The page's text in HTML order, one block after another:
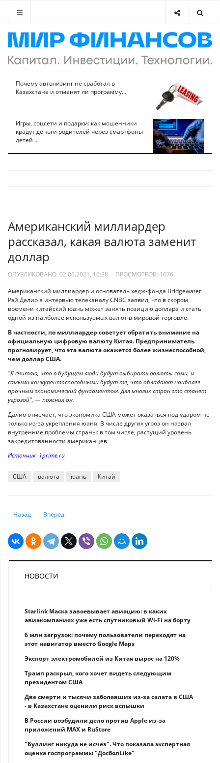
Почему автолизинг не сработал в
Казахстане и отменят ли программу...
Игры, соцсети и подарки: как мошенники
крадут деньги родителей через смартфоны
детей ...
Американский миллиардер
рассказал, какая валюта заменит
доллар
ОПУБЛИКОВАНО: 02.06.2021, 16:38 ПРОСМОТРОВ: 1076
Американский миллиардер и основатель хедж-фонда Bridgewater
Рэй Далио в интервью телеканалу CNBC заявил, что в скором
времени китайский юань может занять позицию доллара и стать
одной из наиболее используемых валют в мировой торговле.
В частности, по миллиардер советует обратить внимание на
официальную цифровую валюту Китая. Предприниматель
прогнозирует, что эта валюта окажется более жизнеспособной,
чем доллар США.
"Я считаю, что в будущем люди будут выбирать валюты сами, и
самыми конкурентоспособными будут те, что обладают наиболее
прочным экономический фундаментом. Для многих стран это станет
угрозой", — пояснил он.
Далио отмечает, что экономика США может оказаться под ударом не
только из-за укрепления юаня. В числе других угроз он назвал
внутренние проблемы страны: в том числе, растущий уровень
закредитованности американцев.
Источник 1prime.ru
США валюта юань Китай
Предыдущий: Спасение от бури. Как защитить вложения от
Назад Следующий: Эксперт рассказал, кто лучше вас знает,
Вперед
НОВОСТИ
Starlink Маска завоевывает авиацию: в каких
авиакомпаниях уже есть спутниковый Wi-Fi на борту
6 млн загрузок: почему пользователи переходят на
этот навигатор вместо Google Maps
Экспорт электромобилей из Китая вырос на 120%
Трамп раскрыл, кого хочет видеть следующим
президентом США
Две смерти и тысячи заболевших из-за салата в США
- в Казахстане оценили риск вспышки
В России возбудили дело против Apple из-за
приложений MAX и RuStore
"Буллинг никуда не исчез". Что показала экспертная
оценка госпрограммы "ДосболLike"